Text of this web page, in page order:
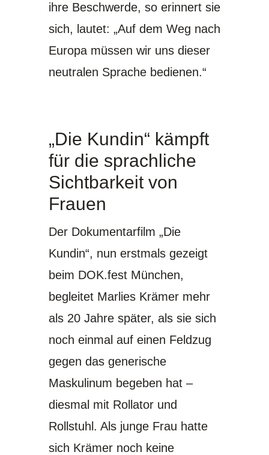
ihre Beschwerde, so erinnert sie
sich, lautet: „Auf dem Weg nach
Europa müssen wir uns dieser
neutralen Sprache bedienen.“
„Die Kundin“ kämpft
für die sprachliche
Sichtbarkeit von
Frauen
Der Dokumentarfilm „Die
Kundin“, nun erstmals gezeigt
beim DOK.fest München,
begleitet Marlies Krämer mehr
als 20 Jahre später, als sie sich
noch einmal auf einen Feldzug
gegen das generische
Maskulinum begeben hat –
diesmal mit Rollator und
Rollstuhl. Als junge Frau hatte
sich Krämer noch keine